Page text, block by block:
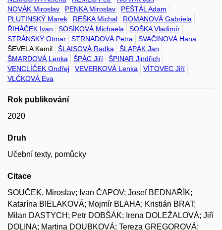
NOVÁK Miroslav
PENKA Miroslav
PEŠTÁL Adam
PLUTINSKÝ Marek
REŠKA Michal
ROMANOVÁ Gabriela
ŘIHÁČEK Ivan
SOSÍKOVÁ Michaela
SOŠKA Vladimír
STRÁNSKÝ Otmar
STRNADOVÁ Petra
SVAČINOVÁ Hana
ŠEVELA Kamil
ŠLAISOVÁ Radka
ŠLAPÁK Jan
ŠMARDOVÁ Lenka
ŠPÁC Jiří
ŠPINAR Jindřich
VENCLÍČEK Ondřej
VEVERKOVÁ Lenka
VÍTOVEC Jiří
VLČKOVÁ Eva
Rok publikování
2020
Druh
Učební texty, pomůcky
Citace
SOUČEK, Miroslav; Ivan ČAPOV; Josef BEDNAŘÍK;
Katarína BIELAKOVÁ; Mojmír BLAHA; Kristián BRAT;
Milan DASTYCH; Petr DOBŠÁK; Irena DOLEŽALOVÁ; Jiří
DOLINA; Martina DOUBKOVÁ; Tereza GREGOROVÁ;